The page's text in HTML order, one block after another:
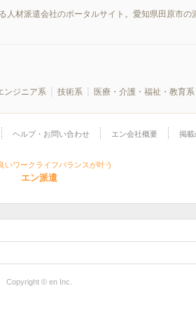
材派遣会社のポータルサイト。愛知県田原市
ンジニア系 技術系 医療・介護・福祉・教育系
ヘルプ・お問い合わせ エン会社概要 掲載
いワークライフバランスが叶う
エン派遣
Copyright © en Inc.